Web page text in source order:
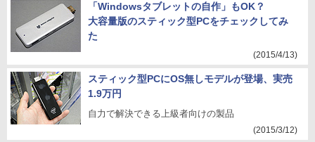
「Windowsタブレットの自作」もOK？
大容量版のスティック型PCをチェックしてみ
た
(2015/4/13)
スティック型PCにOS無しモデルが登場、実売
1.9万円
自力で解決できる上級者向けの製品
(2015/3/12)